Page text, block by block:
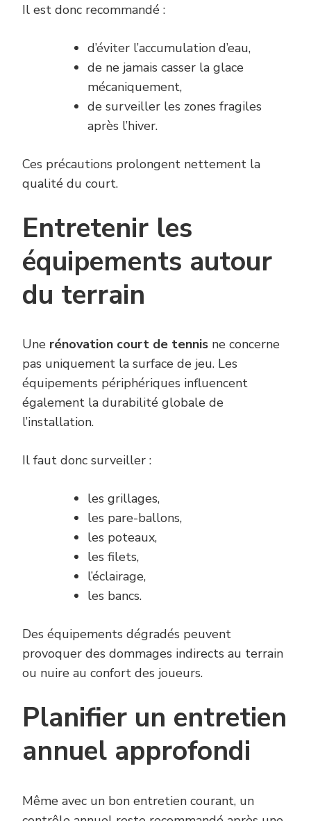
Il est donc recommandé :
d’éviter l’accumulation d’eau,
de ne jamais casser la glace
mécaniquement,
de surveiller les zones fragiles
après l’hiver.
Ces précautions prolongent nettement la
qualité du court.
Entretenir les
équipements autour
du terrain
Une rénovation court de tennis ne concerne
pas uniquement la surface de jeu. Les
équipements périphériques influencent
également la durabilité globale de
l’installation.
Il faut donc surveiller :
les grillages,
les pare-ballons,
les poteaux,
les filets,
l’éclairage,
les bancs.
Des équipements dégradés peuvent
provoquer des dommages indirects au terrain
ou nuire au confort des joueurs.
Planifier un entretien
annuel approfondi
Même avec un bon entretien courant, un